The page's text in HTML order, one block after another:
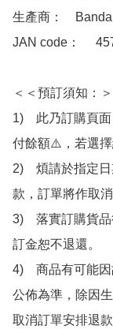
生產商：　
JAN code：　
＜＜預訂須知：＞
1)　此乃訂購頁
付餘額⚠️，若選擇
2)　煩請於指定
款，訂單將作取消
3)　落實訂購貨
訂金恕不退還。
4)　商品有可能
公佈為準，除因
取消訂單安排退款